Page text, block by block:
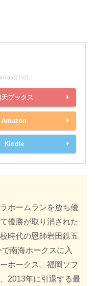
年05月15日
天ブックス
Amazon
Kindle
ホームランを放ち優
優勝が取り消された
時代の恩師岩田鉄五
南海ホークスに入
ホークス、福岡ソフ
2013年に引退する最